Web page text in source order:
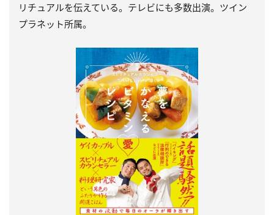
リチュアルを伝えている。テレビにも多数出演。ツイン
プラネット所属。